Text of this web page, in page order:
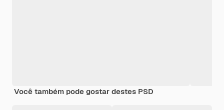
Você também pode gostar destes PSD